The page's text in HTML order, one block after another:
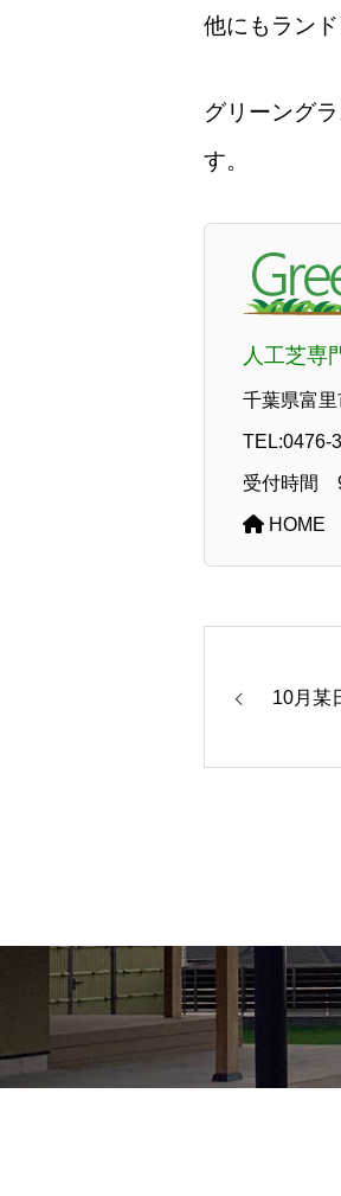
他にもラン
グリーング
す。
人工芝専
千葉県富
TEL:0476-
受付時間
HOME
10月某